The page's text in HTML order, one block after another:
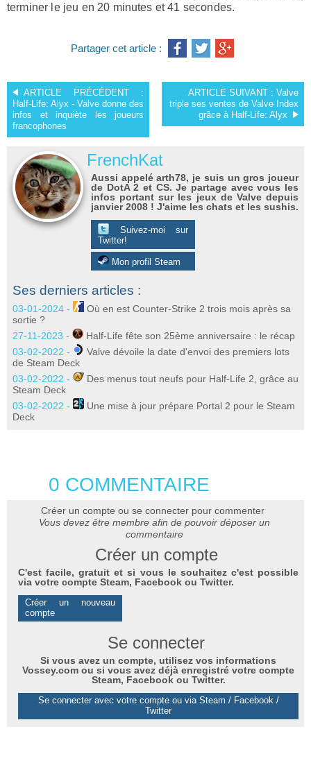
terminer le jeu en 20 minutes et 41 secondes.
Partager cet article :
ARTICLE PRÉCÉDENT :
Half-Life: Alyx - Valve donne des
infos et inquiète les joueurs
francophones
ARTICLE SUIVANT : Valve
triple ses ventes de Valve Index
grâce à Half-Life: Alyx
FrenchKat
Aussi appelé arth78, je suis un gros joueur
de DotA 2 et CS. Je partage avec vous les
infos portant sur les jeux de Valve depuis
janvier 2008 ! J'aime les chats et les sushis.
Suivez-moi sur
Twitter!
Mon profil Steam
Ses derniers articles :
03-01-2024 -
Où en est Counter-Strike 2 trois mois après sa
sortie ?
27-11-2023 -
Half-Life fête son 25ème anniversaire : le récap
03-02-2022 -
Valve dévoile la date d'envoi des premiers lots
de Steam Deck
03-02-2022 -
Des menus tout neufs pour Half-Life 2, grâce au
Steam Deck
03-02-2022 -
Une mise à jour prépare Portal 2 pour le Steam
Deck
0 COMMENTAIRE
Créer un compte ou se connecter pour commenter
Vous devez être membre afin de pouvoir déposer un
commentaire
Créer un compte
C'est facile, gratuit et si vous le souhaitez c'est possible
via votre compte Steam, Facebook ou Twitter.
Créer un nouveau
compte
Se connecter
Si vous avez un compte, utilisez vos informations
Vossey.com ou si vous avez déjà enregistré votre compte
Steam, Facebook ou Twitter.
Se connecter avec votre compte ou via Steam / Facebook /
Twitter